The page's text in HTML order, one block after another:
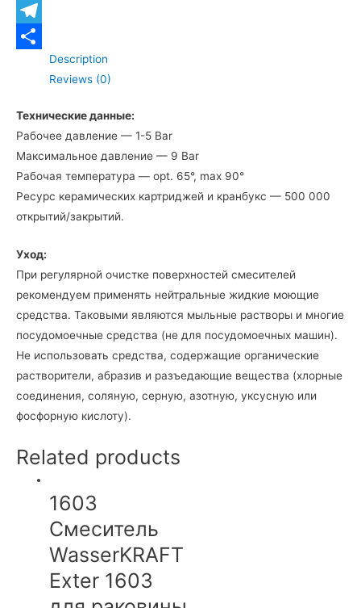
WhatsApp
Telegram
ОтправитьDescription
Reviews (0)
Технические данные:
Рабочее давление — 1-5 Bar
Максимальное давление — 9 Bar
Рабочая температура — opt. 65°, max 90°
Ресурс керамических картриджей и кранбукс — 500 000
открытий/закрытий.
Уход:
При регулярной очистке поверхностей смесителей
рекомендуем применять нейтральные жидкие моющие
средства. Таковыми являются мыльные растворы и многие
посудомоечные средства (не для посудомоечных машин).
Не использовать средства, содержащие органические
растворители, абразив и разъедающие вещества (хлорные
соединения, соляную, серную, азотную, уксусную или
фосфорную кислоту).
Related products
1603
Смеситель
WasserKRAFT
Exter 1603